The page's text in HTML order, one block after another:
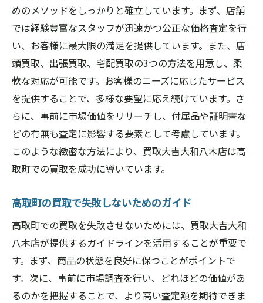
めのメソッドをしっかりと確立しています。まず、店舗
では経験豊富なスタッフが迅速かつ公正な価格査定を行
い、お客様に最大限の満足を提供しています。また、店
頭買取、出張買取、宅配買取の3つの方法を用意し、柔
軟な対応が可能です。お客様のニーズに応じたサービス
を提供することで、多様な要望に応え続けています。さ
らに、事前に市場価値をリサーチし、付属品や証明書な
どの有無も査定に影響する要素として考慮しています。
このような緻密な方法により、買取大吉大和八木店は高
取町での買取を成功に導いています。
高取町の買取で失敗しないためのガイド
高取町での買取を失敗させないためには、買取大吉大和
八木店が提供するガイドラインを活用することが重要で
す。まず、商品の状態を良好に保つことがポイントで
す。次に、事前に市場調査を行い、どれほどの価値があ
るのかを把握することで、より高い査定額を期待できま